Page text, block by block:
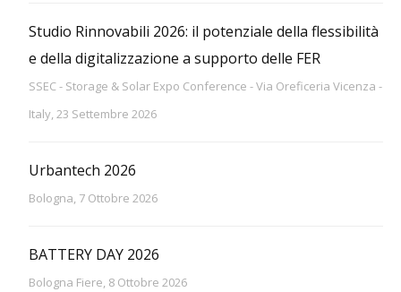
Studio Rinnovabili 2026: il potenziale della flessibilità
e della digitalizzazione a supporto delle FER
SSEC - Storage & Solar Expo Conference - Via Oreficeria Vicenza -
Italy, 23 Settembre 2026
Urbantech 2026
Bologna, 7 Ottobre 2026
BATTERY DAY 2026
Bologna Fiere, 8 Ottobre 2026